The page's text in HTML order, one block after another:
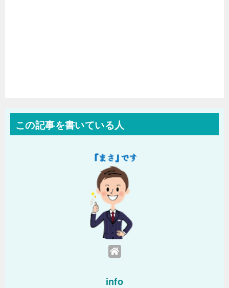
この記事を書いている人
info